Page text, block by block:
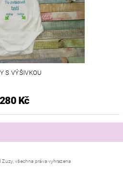
S VÝŠIVKOU
280 Kč
všechna práva vyhrazena